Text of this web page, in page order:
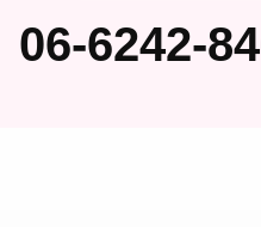
06-6242-